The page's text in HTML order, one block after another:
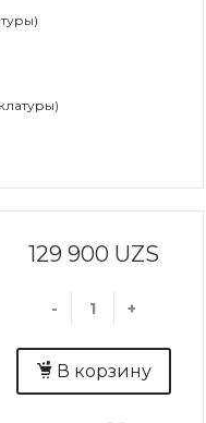
129 900 UZS
- +
В корзину